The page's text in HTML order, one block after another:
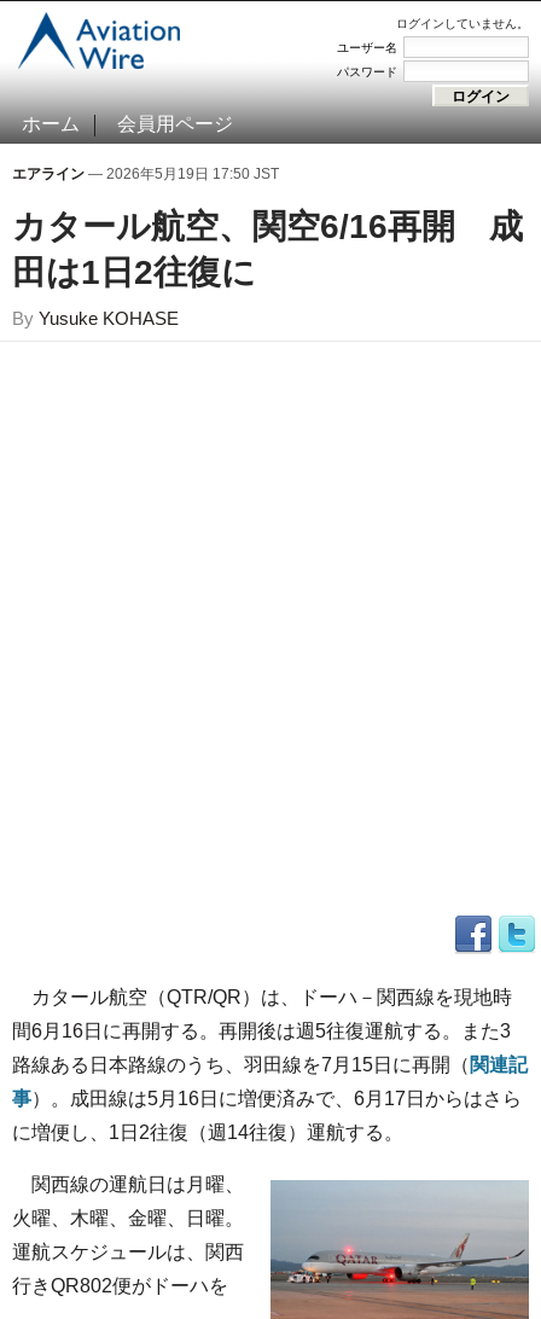
ログインしていません。
ユーザー名
パスワード
ホーム 会員用ページ
エアライン — 2026年5月19日 17:50 JST
カタール航空、関空6/16再開 成
田は1日2往復に
By Yusuke KOHASE
カタール航空（QTR/QR）は、ドーハ－関西線を現地時
間6月16日に再開する。再開後は週5往復運航する。また3
路線ある日本路線のうち、羽田線を7月15日に再開（ 関連記
事）。成田線は5月16日に増便済みで、6月17日からはさら
に増便し、1日2往復（週14往復）運航する。
関西線の運航日は月曜、
火曜、木曜、金曜、日曜。
運航スケジュールは、関西
行きQR802便がドーハを